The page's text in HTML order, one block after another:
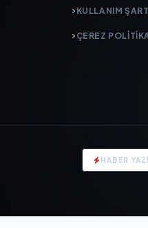
KULLANIM
ÇEREZ
HABER